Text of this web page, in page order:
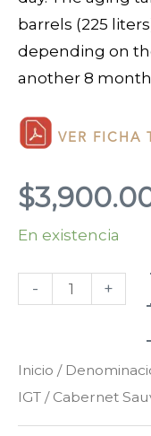
barrels (225
depending on
another 8
VER FICHA
$
En existencia
-
Cabernet
"Magnificat"
cantidad
+
Inicio /
IGT / Cabernet